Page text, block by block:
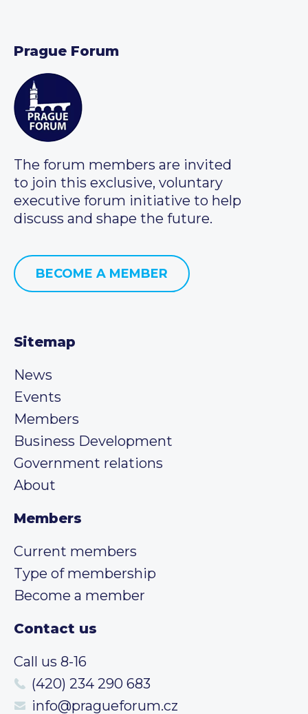
Prague Forum
The forum members are invited
to join this exclusive, voluntary
executive forum initiative to help
discuss and shape the future.
BECOME A MEMBER
Sitemap
News
Events
Members
Business Development
Government relations
About
Members
Current members
Type of membership
Become a member
Contact us
Call us 8-16
(420) 234 290 683
info@pragueforum.cz